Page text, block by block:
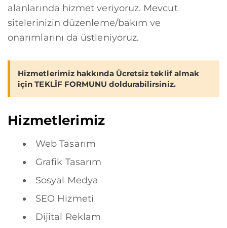
alanlarında hizmet veriyoruz. Mevcut
sitelerinizin düzenleme/bakım ve
onarımlarını da üstleniyoruz.
Hizmetlerimiz hakkında Ücretsiz teklif almak
içinTEKLİF FORMUNU doldurabilirsiniz.
Hizmetlerimiz
Web Tasarım
Grafik Tasarım
Sosyal Medya
SEO Hizmeti
Dijital Reklam